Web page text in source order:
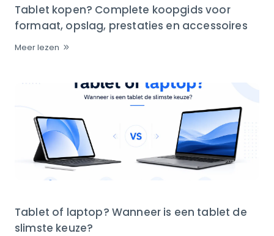
Tablet kopen? Complete koopgids voor
formaat, opslag, prestaties en accessoires
Meer lezen
Tablet of laptop? Wanneer is een tablet de
slimste keuze?